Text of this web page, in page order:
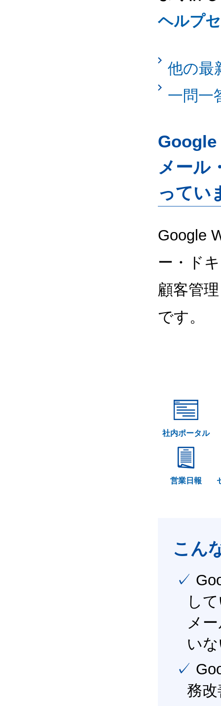
ヘルプ
他の最
一問一
Google
メール
ってい
Google
ー・ド
顧客管
です。
社内ポータル
営業日報
こん
✓ Google Workspace（旧G Suite） を社内で導入
し
メ
い
✓ Google Workspace（旧G Suite） を活用し、業
務